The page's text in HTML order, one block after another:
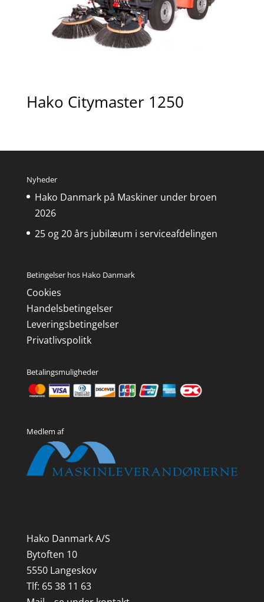
Hako Citymaster 1250
Nyheder
Hako Danmark på Maskiner under broen
2026
25 og 20 års jubilæum i serviceafdelingen
Betingelser hos Hako Danmark
Cookies
Handelsbetingelser
Leveringsbetingelser
Privatlivspolitk
Betalingsmuligheder
Medlem af
Hako Danmark A/S
Bytoften 10
5550 Langeskov
Tlf: 65 38 11 63